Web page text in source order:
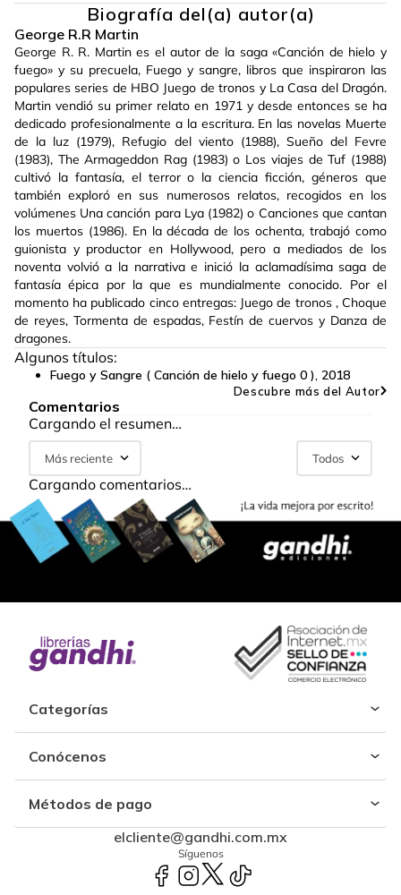
Biografía del(a) autor(a)
George R.R Martin
George R. R. Martin es el autor de la saga «Canción de hielo y
fuego» y su precuela, Fuego y sangre, libros que inspiraron las
populares series de HBO Juego de tronos y La Casa del Dragón.
Martin vendió su primer relato en 1971 y desde entonces se ha
dedicado profesionalmente a la escritura. En las novelas Muerte
de la luz (1979), Refugio del viento (1988), Sueño del Fevre
(1983), The Armageddon Rag (1983) o Los viajes de Tuf (1988)
cultivó la fantasía, el terror o la ciencia ficción, géneros que
también exploró en sus numerosos relatos, recogidos en los
volúmenes Una canción para Lya (1982) o Canciones que cantan
los muertos (1986). En la década de los ochenta, trabajó como
guionista y productor en Hollywood, pero a mediados de los
noventa volvió a la narrativa e inició la aclamadísima saga de
fantasía épica por la que es mundialmente conocido. Por el
momento ha publicado cinco entregas: Juego de tronos , Choque
de reyes, Tormenta de espadas, Festín de cuervos y Danza de
dragones.
Algunos títulos:
Fuego y Sangre ( Canción de hielo y fuego 0 ), 2018
Descubre más del Autor
Comentarios
Cargando el resumen…
Más reciente Todos
Cargando comentarios…
Categorías
Conócenos
Métodos de pago
elcliente@gandhi.com.mx
Síguenos